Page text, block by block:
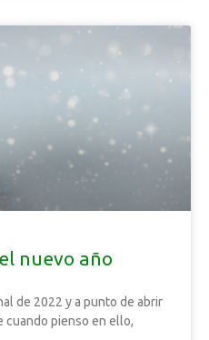
nuevo año
de 2022 y a punto de abrir
cuando pienso en ello,